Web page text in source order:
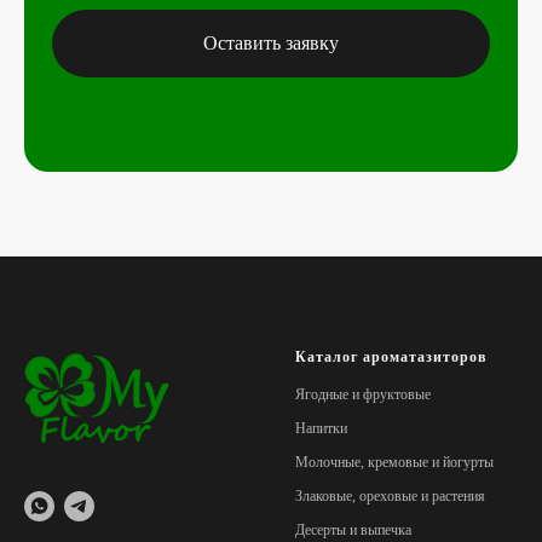
Оставить заявку
Каталог ароматазиторов
Ягодные и фруктовые
Напитки
Молочные, кремовые и йогурты
Злаковые, ореховые и растения
Десерты и выпечка